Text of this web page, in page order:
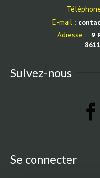
E-mail :
Adresse :
9
Suivez-nous
Se connecter